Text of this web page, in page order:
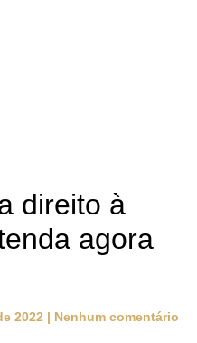
direito à
agora
2022 Nenhum comentário